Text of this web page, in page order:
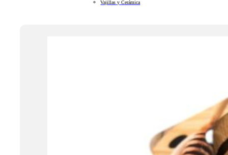
Vajillas y Cerámica